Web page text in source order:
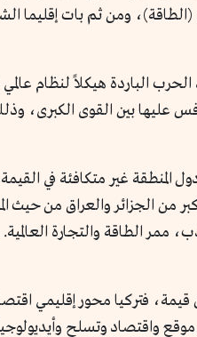
ومن ثم بات إقليما
بين القوى الكبرى، وذلك
غير متكافئة في القيمة
من الجزائر والعراق من حيث
ممر الطاقة والتجارة
فتركيا محور إقليمي
واقتصاد وتسلح